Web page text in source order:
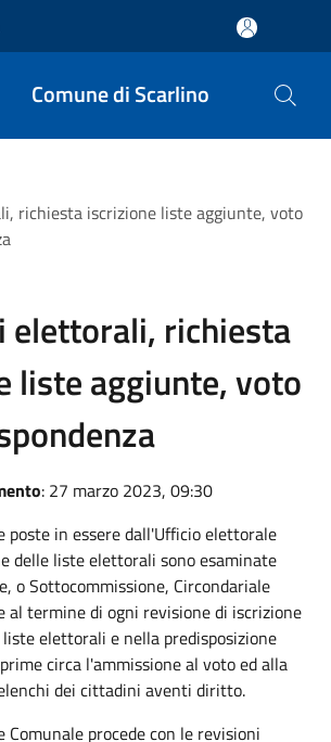
Comune di Scarlino
richiesta iscrizione liste aggiunte, voto
elettorali, richiesta
liste aggiunte, voto
: 27 marzo 2023, 09:30
poste in essere dall'Ufficio elettorale
delle liste elettorali sono esaminate
o Sottocommissione, Circondariale
al termine di ogni revisione di iscrizione
elettorali e nella predisposizione
circa l'ammissione al voto ed alla
dei cittadini aventi diritto.
Comunale procede con le revisioni